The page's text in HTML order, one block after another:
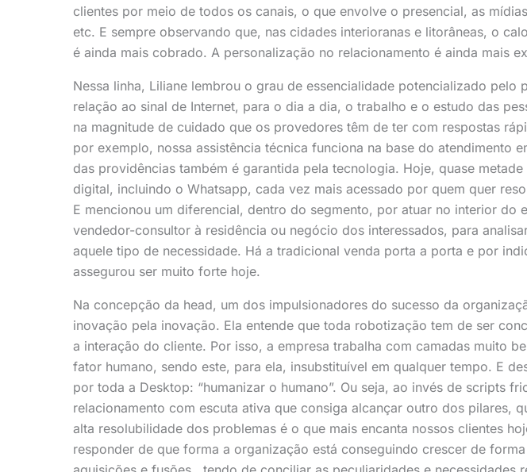
clientes por meio de todos os canais, o que envolve o presencial, as
etc. E sempre observando que, nas cidades interioranas e litorâneas, o
é ainda mais cobrado. A personalização no relacionamento é ainda mais
Nessa linha, Liliane lembrou o grau de essencialidade potencializado pelo
relação ao sinal de Internet, para o dia a dia, o trabalho e o estudo das
na magnitude de cuidado que os provedores têm de ter com respostas
por exemplo, nossa assistência técnica funciona na base do atendimento
das providências também é garantida pela tecnologia. Hoje, quase
digital, incluindo o Whatsapp, cada vez mais acessado por quem quer
E mencionou um diferencial, dentro do segmento, por atuar no interior do
vendedor-consultor à residência ou negócio dos interessados, para
aquele tipo de necessidade. Há a tradicional venda porta a porta e por
assegurou ser muito forte hoje.
Na concepção da head, um dos impulsionadores do sucesso da
inovação pela inovação. Ela entende que toda robotização tem de ser
a interação do cliente. Por isso, a empresa trabalha com camadas muito
fator humano, sendo este, para ela, insubstituível em qualquer tempo. E
por toda a Desktop: “humanizar o humano”. Ou seja, ao invés de scripts
relacionamento com escuta ativa que consiga alcançar outro dos pilares,
alta resolubilidade dos problemas é o que mais encanta nossos clientes
responder de que forma a organização está conseguindo crescer de